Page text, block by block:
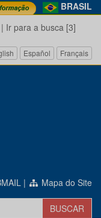
BRASIL
| Ir para a busca [3]
Español Français
| Mapa do Site